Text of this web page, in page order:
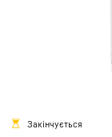
Закінчується